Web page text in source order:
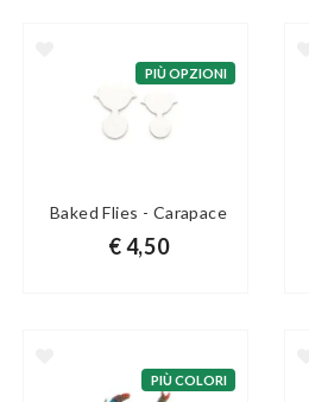
PIÙ OPZIONI
Baked Flies - Carapace
€ 4,50
PIÙ COLORI